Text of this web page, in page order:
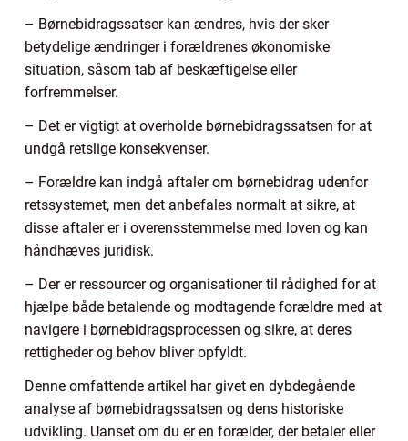
– Børnebidragssatser kan ændres, hvis der sker
betydelige ændringer i forældrenes økonomiske
situation, såsom tab af beskæftigelse eller
forfremmelser.
– Det er vigtigt at overholde børnebidragssatsen for at
undgå retslige konsekvenser.
– Forældre kan indgå aftaler om børnebidrag udenfor
retssystemet, men det anbefales normalt at sikre, at
disse aftaler er i overensstemmelse med loven og kan
håndhæves juridisk.
– Der er ressourcer og organisationer til rådighed for at
hjælpe både betalende og modtagende forældre med at
navigere i børnebidragsprocessen og sikre, at deres
rettigheder og behov bliver opfyldt.
Denne omfattende artikel har givet en dybdegående
analyse af børnebidragssatsen og dens historiske
udvikling. Uanset om du er en forælder, der betaler eller